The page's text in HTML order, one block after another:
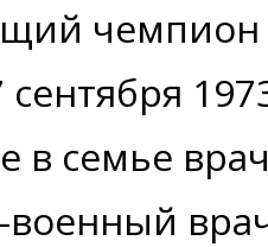
чемпион
в семье